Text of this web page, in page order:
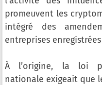
promeuvent les
intégré des
entreprises enregistrées
À l’origine, la loi
nationale exigeait que